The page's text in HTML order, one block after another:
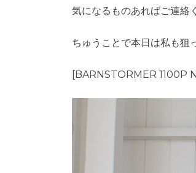
気になるものあればご連絡
ちゅうことで本日は私も狙
[BARNSTORMER 1100P